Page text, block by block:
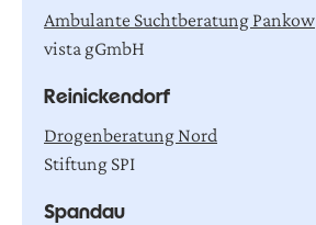
Ambulante Suchtberatung Pankow
vista gGmbH
Reinickendorf
Drogenberatung Nord
Stiftung SPI
Spandau